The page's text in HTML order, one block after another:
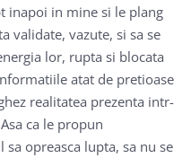
inapoi in mine si le plang
validate, vazute, si sa se
lor, rupta si blocata
atat de pretioase
realitatea prezenta intr-
ca le propun
opreasca lupta, sa nu se